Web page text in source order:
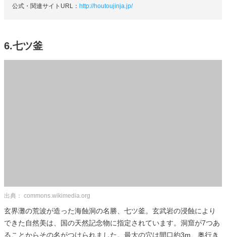
公式・関連サイトURL： http://houtoujinja.jp/
6.七ツ釜
出典： commons.wikimedia.org
玄界灘の荒波が造った海蝕洞の名勝、七ツ釜。玄武岩の浸蝕により
できた自然美は、国の天然記念物に指定されています。洞窟が7つあ
ることからその名がつけられました。最大の穴は間口約3m、奥行き